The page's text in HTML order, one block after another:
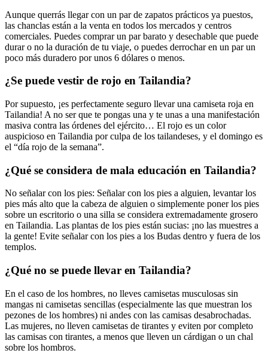
Aunque querrás llegar con un par de zapatos prácticos ya puestos,
las chanclas están a la venta en todos los mercados y centros
comerciales. Puedes comprar un par barato y desechable que puede
durar o no la duración de tu viaje, o puedes derrochar en un par un
poco más duradero por unos 6 dólares o menos.
¿Se puede vestir de rojo en Tailandia?
Por supuesto, ¡es perfectamente seguro llevar una camiseta roja en
Tailandia! A no ser que te pongas una y te unas a una manifestación
masiva contra las órdenes del ejército… El rojo es un color
auspicioso en Tailandia por culpa de los tailandeses, y el domingo es
el “día rojo de la semana”.
¿Qué se considera de mala educación en Tailandia?
No señalar con los pies: Señalar con los pies a alguien, levantar los
pies más alto que la cabeza de alguien o simplemente poner los pies
sobre un escritorio o una silla se considera extremadamente grosero
en Tailandia. Las plantas de los pies están sucias: ¡no las muestres a
la gente! Evite señalar con los pies a los Budas dentro y fuera de los
templos.
¿Qué no se puede llevar en Tailandia?
En el caso de los hombres, no lleves camisetas musculosas sin
mangas ni camisetas sencillas (especialmente las que muestran los
pezones de los hombres) ni andes con las camisas desabrochadas.
Las mujeres, no lleven camisetas de tirantes y eviten por completo
las camisas con tirantes, a menos que lleven un cárdigan o un chal
sobre los hombros.